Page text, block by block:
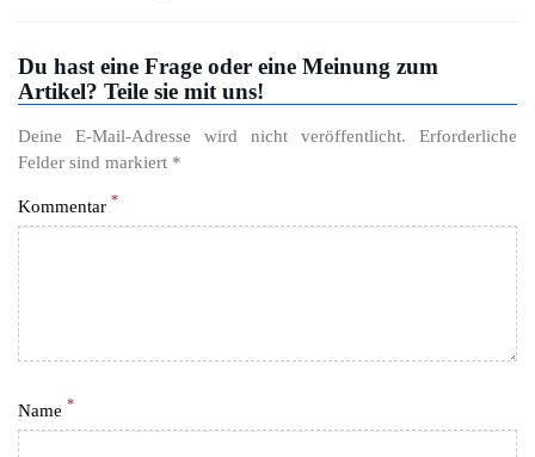
Du hast eine Frage oder eine Meinung zum
Artikel? Teile sie mit uns!
Deine E-Mail-Adresse wird nicht veröffentlicht. Erforderliche
Felder sind markiert *
Kommentar *
Name *